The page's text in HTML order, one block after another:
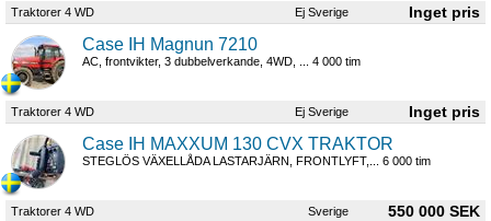
Traktorer 4 WD Ej Sverige
Case IH Magnun 7210
AC, frontvikter, 3 dubbelverkande, 4WD, ... 4 000 tim
Traktorer 4 WD Ej Sverige
Case IH MAXXUM 130 CVX TRAKTOR
STEGLÖS VÄXELLÅDA LASTARJÄRN, FRONTLYFT,... 6 000 tim
Traktorer 4 WD Sverige 550 000 SEK